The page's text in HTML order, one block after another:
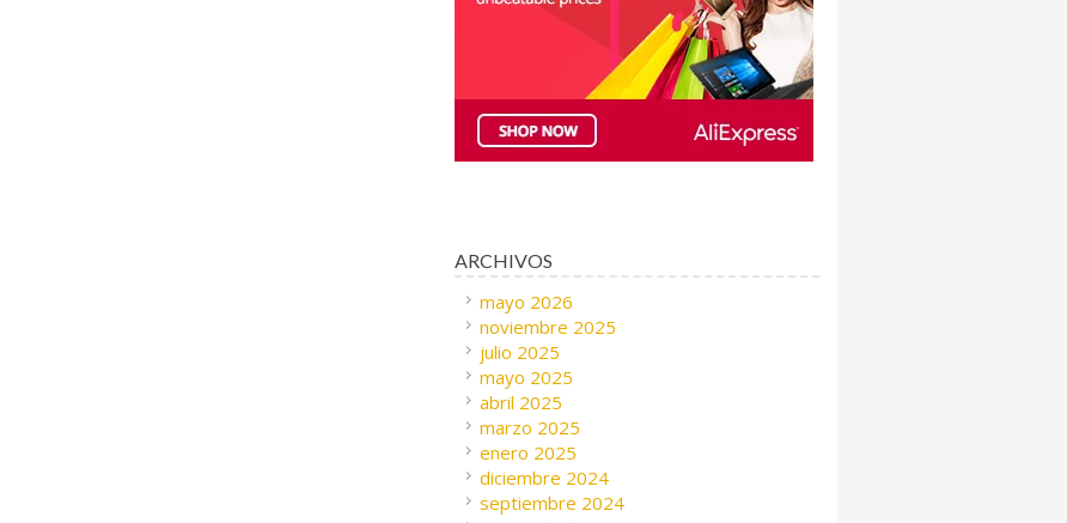
ARCHIVOS
mayo 2026
noviembre 2025
julio 2025
mayo 2025
abril 2025
marzo 2025
enero 2025
diciembre 2024
septiembre 2024